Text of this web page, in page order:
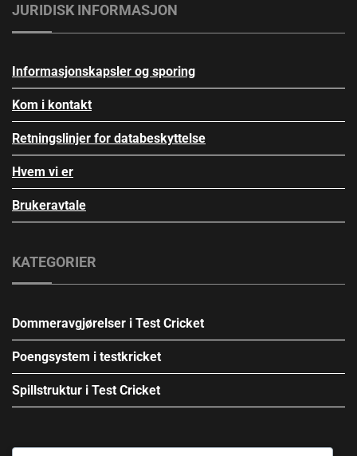
JURIDISK INFORMASJON
Informasjonskapsler og sporing
Kom i kontakt
Retningslinjer for databeskyttelse
Hvem vi er
Brukeravtale
KATEGORIER
Dommeravgjørelser i Test Cricket
Poengsystem i testkricket
Spillstruktur i Test Cricket